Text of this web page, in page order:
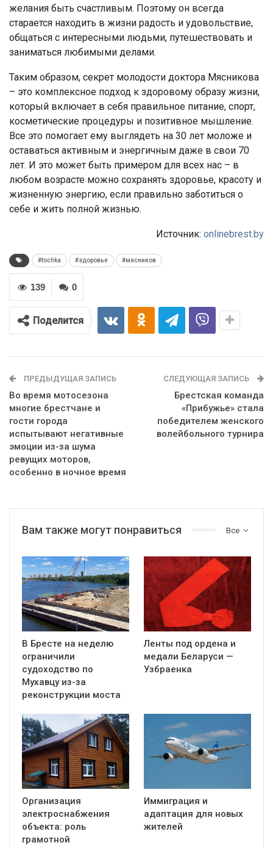
желания быть счастливым. Поэтому он всегда
старается находить в жизни радость и удовольствие,
общаться с интересными людьми, путешествовать и
заниматься любимыми делами.
Таким образом, секрет молодости доктора Мясникова
– это комплексное подход к здоровому образу жизни,
который включает в себя правильное питание, спорт,
косметические процедуры и позитивное мышление.
Все это помогает ему выглядеть на 30 лет моложе и
оставаться активным и энергичным даже в свои 70
лет. И это может быть примером для всех нас – в
любом возрасте можно сохранять здоровье, красоту и
жизненную энергию, если правильно заботиться о
себе и жить полной жизнью.
Источник: onlinebrest.by
#tochka #здоровье #мясников
0
139
Поделится
ПРЕДЫДУЩАЯ ЗАПИСЬ
Во время мотосезона
многие брестчане и
гости города
испытывают негативные
эмоции из-за шума
ревущих моторов,
особенно в ночное время
СЛЕДУЮЩАЯ ЗАПИСЬ
Брестская команда
«Прибужье» стала
победителем женского
волейбольного турнира
Все
Вам также могут понравиться
В Бресте на неделю
ограничили
судоходство по
Мухавцу из-за
реконструкции моста
Ленты под ордена и
медали Беларуси —
Узбраенка
Организация
электроснабжения
объекта: роль
грамотной
Иммиграция и
адаптация для новых
жителей